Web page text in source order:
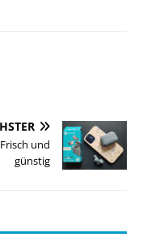
und
günstig